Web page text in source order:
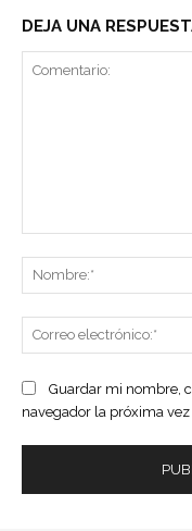
DEJA UNA
Guardar mi nombre,
navegador la próxima